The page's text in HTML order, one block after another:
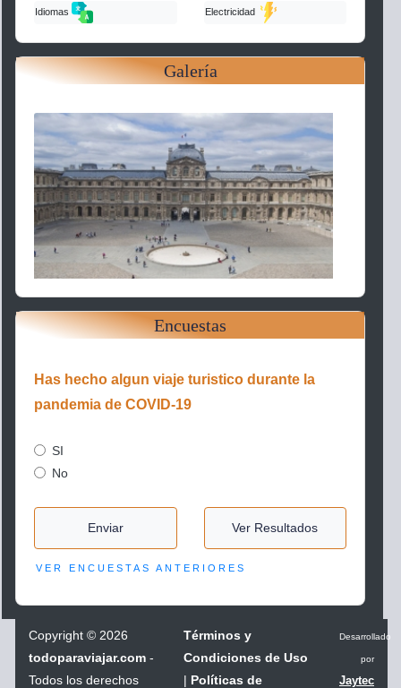
Idiomas Electricidad
Galería
Encuestas
Has hecho algun viaje turistico durante la
pandemia de COVID-19
SI
No
Enviar Ver Resultados
VER ENCUESTAS ANTERIORES
Copyright © 2026
todoparaviajar.com -
Todos los derechos
Términos y
Condiciones de Uso
| Políticas de
Desarrollado
por
Jaytec